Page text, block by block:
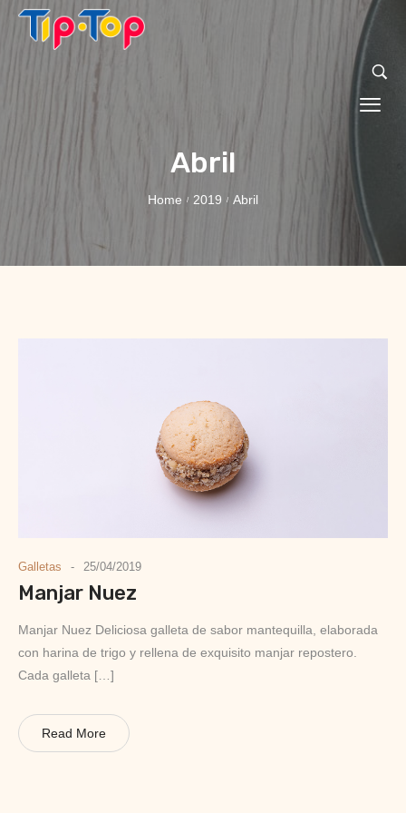
Abril
Home / 2019 / Abril
Galletas 25/04/2019
Manjar Nuez
Manjar Nuez Deliciosa galleta de sabor mantequilla, elaborada
con harina de trigo y rellena de exquisito manjar repostero.
Cada galleta […]
Read More